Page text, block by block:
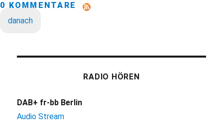
0 KOMMENTARE
danach
RADIO HÖREN
DAB+ fr-bb Berlin
Audio Stream